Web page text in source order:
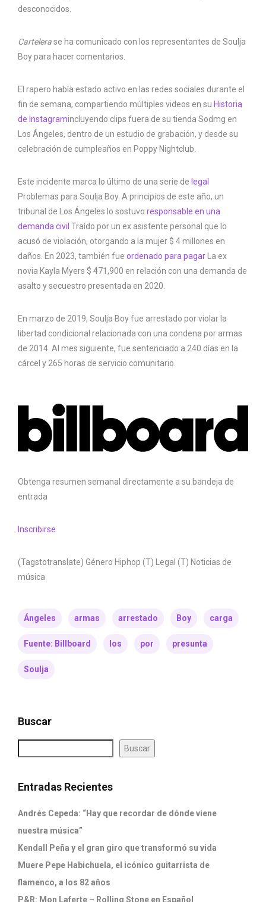
desconocidos.
Cartelerase ha comunicado con los representantes de Soulja
Boy para hacer comentarios.
El rapero había estado activo en las redes sociales durante el
fin de semana, compartiendo múltiples videos en su Historia
de Instagramincluyendo clips fuera de su tienda Sodmg en
Los Ángeles, dentro de un estudio de grabación, y desde su
celebración de cumpleaños en Poppy Nightclub.
Este incidente marca lo último de una serie de legal
Problemas para Soulja Boy. A principios de este año, un
tribunal de Los Ángeles lo sostuvo responsable en una
demanda civil Traído por un ex asistente personal que lo
acusó de violación, otorgando a la mujer $ 4 millones en
daños. En 2023, también fue ordenado para pagar La ex
novia Kayla Myers $ 471,900 en relación con una demanda de
asalto y secuestro presentada en 2020.
En marzo de 2019, Soulja Boy fue arrestado por violar la
libertad condicional relacionada con una condena por armas
de 2014. Al mes siguiente, fue sentenciado a 240 días en la
cárcel y 265 horas de servicio comunitario.
Obtenga resumen semanal directamente a su bandeja de
entrada
Inscribirse
(Tagstotranslate) Género Hiphop (T) Legal (T) Noticias de
música
Ángeles armas arrestado Boy carga
Fuente: Billboard los por presunta
Soulja
Buscar
Buscar
Entradas Recientes
Andrés Cepeda: “Hay que recordar de dónde viene
nuestra música”
Kendall Peña y el gran giro que transformó su vida
Muere Pepe Habichuela, el icónico guitarrista de
flamenco, a los 82 años
P&R: Mon Laferte – Rolling Stone en Español